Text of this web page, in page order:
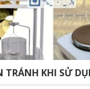
TRÁNH KHI SỬ